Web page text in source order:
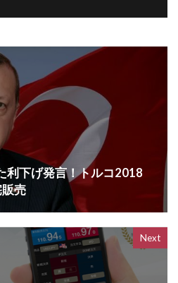
利下げ発言！トルコ2018
売
Next